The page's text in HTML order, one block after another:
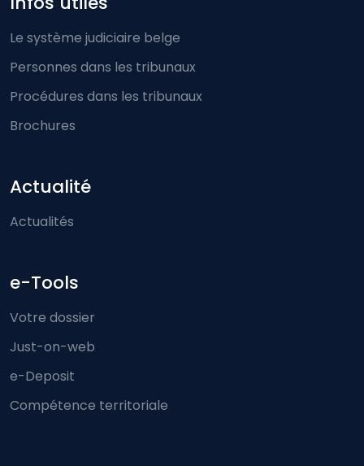
Le système judiciaire belge
Personnes dans les tribunaux
Procédures dans les tribunaux
Brochures
Actualité
Actualités
e-Tools
Votre dossier
Just-on-web
e-Deposit
Compétence territoriale